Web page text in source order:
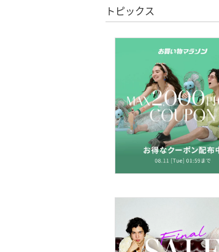
バッグ
インナー・ルームウェア
靴下・レッグウェア
アクセサリー・腕時計
財布・ポーチ・ケース
ヘアアクセサリー
マタニティウェア・ベビ
クリア 絞り込み
トピックス